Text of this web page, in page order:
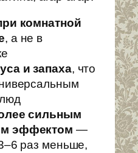
комнатной
, а не в
и запаха, что
сильным
эффектом —
раз меньше,